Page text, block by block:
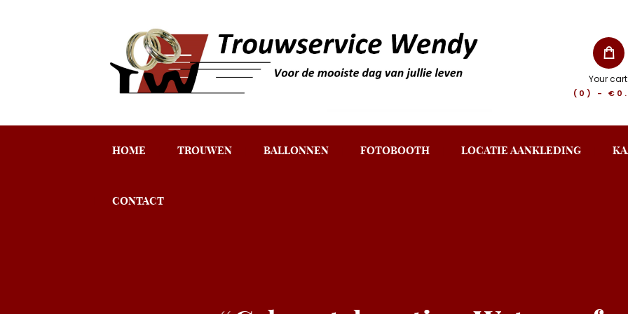
Your
(0) -
HOME TROUWEN BALLONNEN FOTOBOOTH LOCATIE AANKLEDING
CONTACT